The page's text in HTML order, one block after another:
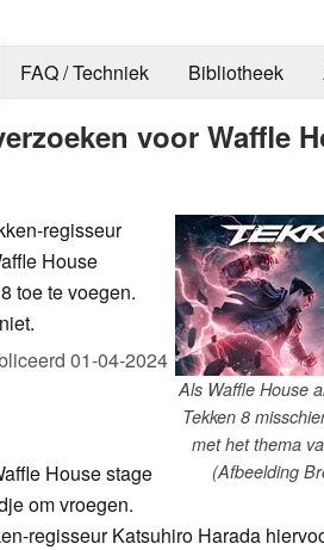
FAQ / Techniek Bibliotheek
voor Waffle
Als Waffle House
Tekken 8
met het thema
(Afbeelding
regisseur
House
toe te voegen.
01-04-2024
House stage
om vroegen.
regisseur Katsuhiro Harada